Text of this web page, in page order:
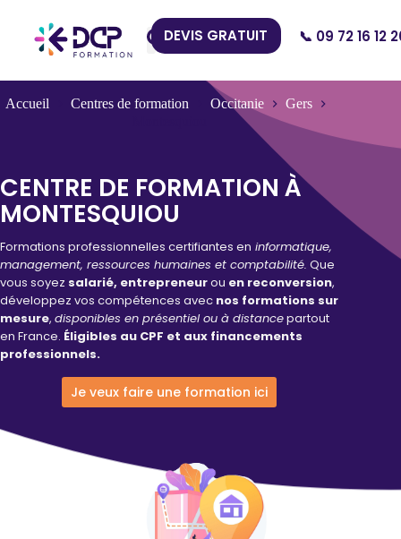
DEVIS GRATUIT 📞 09 72 16 12
Accueil Centres de formation Occitanie
Gers
CENTRE DE FORMATION À
MONTESQUIOU
Formations professionnelles certifiantes en informatique,
management, ressources humaines et comptabilité. Que
vous soyez salarié, entrepreneurou en reconversion,
développez vos compétences avec nos formations sur
mesure, disponibles en présentiel ou à distancepartout
en France. Éligibles au CPF et aux financements
professionnels.
Je veux faire une formation ici